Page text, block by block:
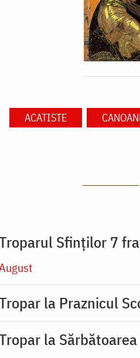
ACATISTE
Sfinţilor 7
la Praznicul
la